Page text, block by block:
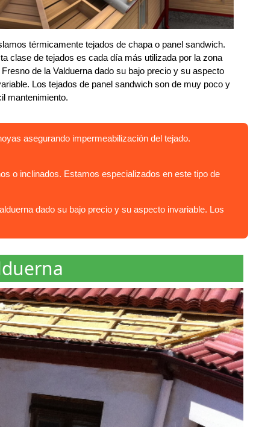
térmicamente tejados de chapa o panel sandwich.
clase de tejados es cada día más utilizada por la zona
Fresno de la Valduerna dado su bajo precio y su aspecto
Los tejados de panel sandwich son de muy poco y
mantenimiento.
asegurando impermeabilización del tejado.
o inclinados. Estamos especializados en este tipo de
dado su bajo precio y su aspecto invariable. Los